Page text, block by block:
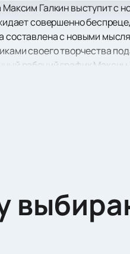
Галкин выступит с
совершенно
составлена с новыми
своего творчества
рабочий график Максим
на отдых и увлечения.